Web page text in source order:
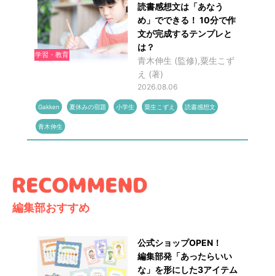
学習・教育
読書感想文は「あなう
め」でできる！ 10分で作
文が完成するテンプレと
は？
青木伸生 (監修),粟生こず
え (著)
2026.08.06
Gakken 夏休みの宿題 小学生 粟生こずえ 読書感想文
青木伸生
編集部おすすめ
公式ショップOPEN！
編集部発「あったらいい
な」を形にした3アイテム